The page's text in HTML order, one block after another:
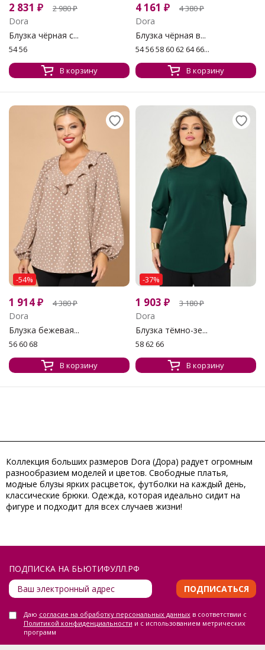
2 831 ₽ 2 980₽
Dora
Блузка чёрная с...
54 56
В корзину
4 161 ₽ 4 380₽
Dora
Блузка чёрная в...
54 56 58 60 62 64 66...
В корзину
-54%
1 914₽ 4 380₽
Dora
Блузка бежевая...
56 60 68
В корзину
-37%
1 903 ₽ 3 180₽
Dora
Блузка тёмно-зе...
58 62 66
В корзину
Коллекция больших размеров Dora (Дора) радует огромным
разнообразием моделей и цветов. Свободные платья,
модные блузы ярких расцветок, футболки на каждый день,
классические брюки. Одежда, которая идеально сидит на
фигуре и подходит для всех случаев жизни!
ПОДПИСКА НА БЬЮТИФУЛЛ.РФ
ПОДПИСАТЬСЯ
Даю согласие на обработку персональных данныхв соответствии с
Политикой конфиденциальности и с использованием метрических
программ